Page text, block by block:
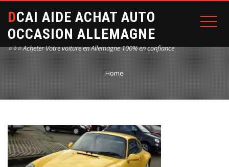
DCAI AIDE ACHAT AUTO
OCCASION ALLEMAGNE
⭐⭐⭐ Acheter Votre voiture en Allemagne 100% en confiance
Home